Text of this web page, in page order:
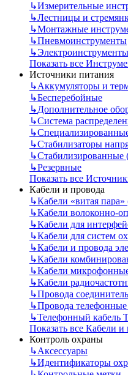
↳Измерительные
↳Лестницы и
↳Монтажные
↳Пневмоинструменты
↳Электроинструменты
Показать все
Источники питания
↳Аккумуляторы и
↳Бесперебойные
↳Дополнительное
↳Система
↳
↳Стабилизаторы
↳Стабилизированные
↳Резервные
Показать все
Кабели и провода
↳Кабели «витая
↳Кабели волоконно-
↳Кабели для
↳Кабели для систем
↳Кабели и провода
↳Кабели
↳Кабели
↳Кабели
↳Провода
↳Провода телефонные
↳Телефонный кабель
Показать все Кабели и
Контроль охраны
↳Аксессуары
↳Идентификаторы